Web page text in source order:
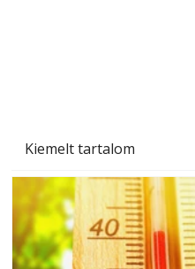
Kiemelt tartalom